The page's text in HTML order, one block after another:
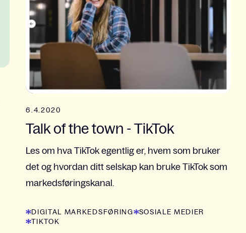
6.4.2020
Talk of the town - TikTok
Les om hva TikTok egentlig er, hvem som bruker
det og hvordan ditt selskap kan bruke TikTok som
markedsføringskanal.
DIGITAL MARKEDSFØRING
SOSIALE MEDIER
TIKTOK